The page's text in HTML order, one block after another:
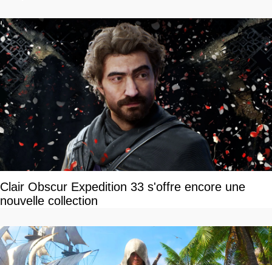
Clair Obscur Expedition 33 s'offre encore une
nouvelle collection